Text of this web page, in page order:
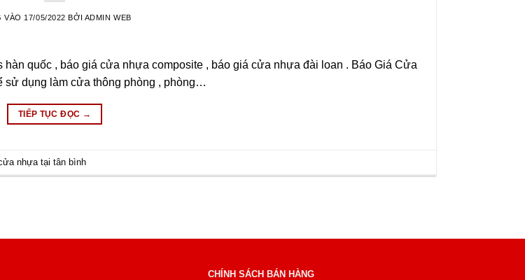
VÀO 17/05/2022 BỞI ADMIN WEB
quốc , báo giá cửa nhựa composite , báo giá cửa nhựa đài loan . Báo Giá Cửa
sử dụng làm cửa thông phòng , phòng…
TIẾP TỤC ĐỌC →
nhựa tại tân bình
CHÍNH SÁCH BÁN HÀNG